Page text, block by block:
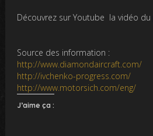
Découvrez sur Youtube la vidéo du
Source des information :
http://www.diamondaircraft.com/
http://ivchenko-progress.com/
http://www.motorsich.com/eng/
J’aime ça :